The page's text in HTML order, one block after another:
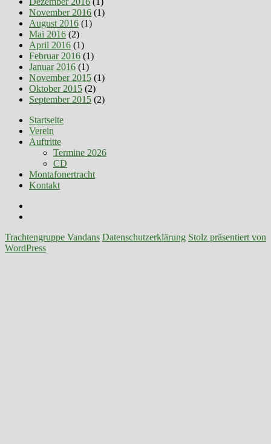
November 2016 (1)
August 2016 (1)
Mai 2016 (2)
April 2016 (1)
Februar 2016 (1)
Januar 2016 (1)
November 2015 (1)
Oktober 2015 (2)
September 2015 (2)
Startseite
Verein
Auftritte
Termine 2026
CD
Montafonertracht
Kontakt
Trachtengruppe Vandans Datenschutzerklärung Stolz präsentiert von
WordPress